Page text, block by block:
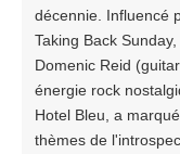
décennie. Influencé
Taking Back
Domenic Reid
énergie rock
Hotel Bleu, a
thèmes de